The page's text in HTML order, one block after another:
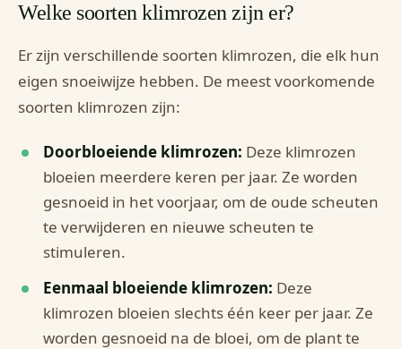
Welke soorten klimrozen zijn er?
Er zijn verschillende soorten klimrozen, die elk hun
eigen snoeiwijze hebben. De meest voorkomende
soorten klimrozen zijn:
Doorbloeiende klimrozen: Deze klimrozen
bloeien meerdere keren per jaar. Ze worden
gesnoeid in het voorjaar, om de oude scheuten
te verwijderen en nieuwe scheuten te
stimuleren.
Eenmaal bloeiende klimrozen: Deze
klimrozen bloeien slechts één keer per jaar. Ze
worden gesnoeid na de bloei, om de plant te